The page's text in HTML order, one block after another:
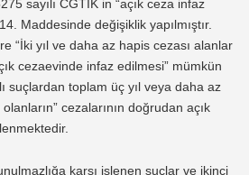
sayılı CGTİK in “açık ceza infaz
Maddesinde değişiklik yapılmıştır.
“İki yıl ve daha az hapis cezası alanlar
cezaevinde infaz edilmesi” mümkün
suçlardan toplam üç yıl veya daha az
cezalarının doğrudan açık
karşı işlenen suçlar ve ikinci